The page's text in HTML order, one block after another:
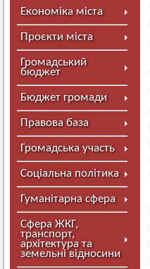
Економіка міста
Проєкти міста
Громадський
бюджет
Бюджет громади
Правова база
Громадська участь
Соціальна політика
Гуманітарна сфера
Сфера ЖКГ,
транспорт,
архітектура та
земельні відносини